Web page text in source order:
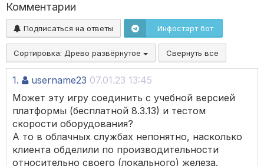
Комментарии
Подписаться на ответы Инфостарт бот
Сортировка: Древо развёрнутое Свернуть все
1. username23 07.01.23 13:45
Может эту игру соединить с учебной версией
платформы (бесплатной 8.3.13) и тестом
скорости оборудования?
А то в облачных службах непонятно, насколько
клиента обделили по производительности
относительно своего (локального) железа.